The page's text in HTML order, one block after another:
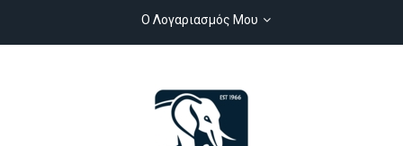
Ο Λογαριασμός Μου